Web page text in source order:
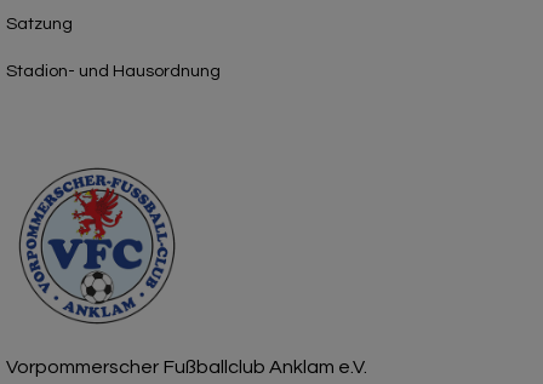
Satzung
Stadion- und Hausordnung
Vorpommerscher Fußballclub Anklam e.V.